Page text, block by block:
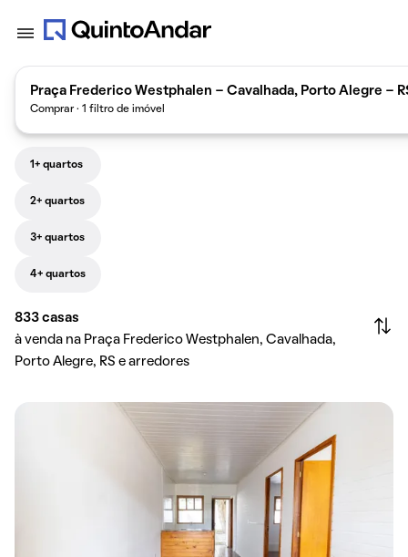
Praça Frederico Westphalen - Cavalhada, Porto Alegre -
Comprar · 1 filtro de imóvel
1+ quartos
2+ quartos
3+ quartos
4+ quartos
833 casas
à venda na Praça Frederico Westphalen, Cavalhada,
Porto Alegre, RS e arredores